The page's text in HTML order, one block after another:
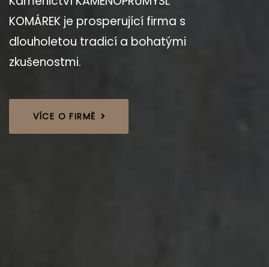
KOMÁREK je prosperující firma s
dlouholetou tradicí a bohatými
zkušenostmi.
VÍCE O FIRMĚ